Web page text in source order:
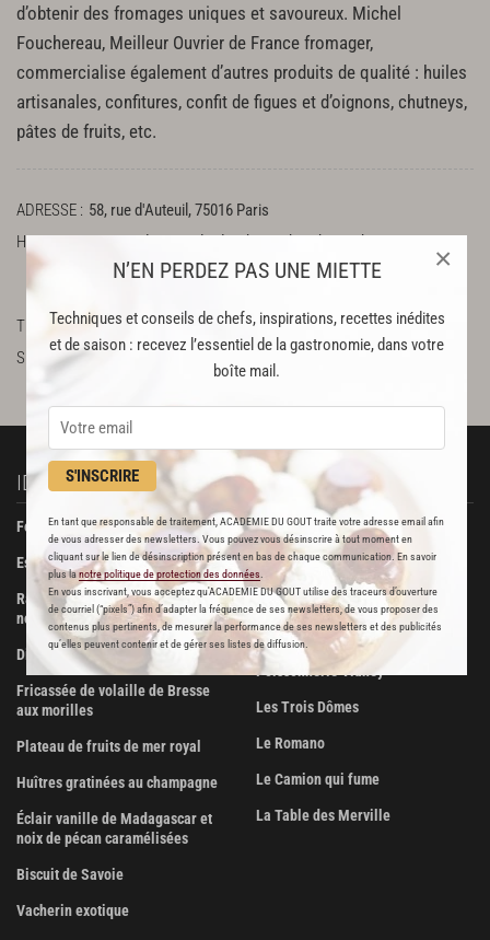
N’EN PERDEZ PAS UNE MIETTE
Techniques et conseils de chefs, inspirations, recettes inédites
et de saison : recevez l’essentiel de la gastronomie, dans votre
boîte mail.
S'INSCRIRE
En tant que responsable de traitement, ACADEMIE DU GOUT traite votre adresse email afin
de vous adresser des newsletters. Vous pouvez vous désinscrire à tout moment en
cliquant sur le lien de désinscription présent en bas de chaque communication. En savoir
plus lanotre politique de protection des données
En vous inscrivant, vous acceptez qu'ACADEMIE DU GOUT utilise des traceurs d’ouverture
de courriel (“pixels”) afin d’adapter la fréquence de ses newsletters, de vous proposer des
contenus plus pertinents, de mesurer la performance de ses newsletters et des publicités
qu’elles peuvent contenir et de gérer ses listes de diffusion.
×
d’obtenir des fromages uniques et savoureux. Michel
Fouchereau, Meilleur Ouvrier de France fromager,
commercialise également d’autres produits de qualité : huiles
artisanales, confitures, confit de figues et d’oignons, chutneys,
pâtes de fruits, etc.
ADRESSE
58, rue d'Auteuil, 75016 Paris
HORAIRES
Du mardi au vendredi : 8h30-13h, 15h30-19h45
Le samedi : 8h-19h45
TÉLÉPHONE
0145250710
SUR LE WEB
http://www.lafromageriedauteuil.fr/
IDÉES RECETTES
Foie gras de canard confit
Escalopes de foie gras poêlées
Ravioli de foie gras aux truffes
noires
Dinde farcie aux fruits secs
Fricassée de volaille de Bresse
aux morilles
Plateau de fruits de mer royal
Huîtres gratinées au champagne
Éclair vanille de Madagascar et
noix de pécan caramélisées
Biscuit de Savoie
Vacherin exotique
À DÉCOUVRIR
Beurre Bordier
La Pâtisserie des Rêves
Boucherie Metzger et André
Maison Viennet
Poissonnerie Vianey
Les Trois Dômes
Le Romano
Le Camion qui fume
La Table des Merville